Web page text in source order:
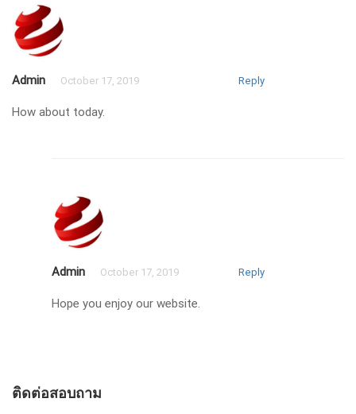
Admin October 17, 2019 Reply
How about today.
Admin October 17, 2019 Reply
Hope you enjoy our website.
ติดต่อสอบถาม